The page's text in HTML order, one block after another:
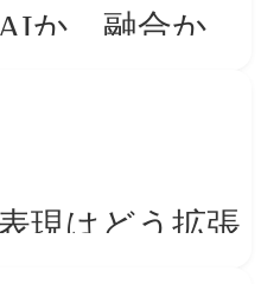
か、融合か
定」のルール
現はどう拡張